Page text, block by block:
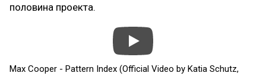
половина проекта.
Max Cooper - Pattern Index (Official Video by Katia Schutz,